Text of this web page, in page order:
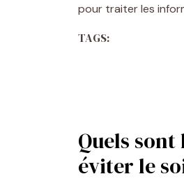
pour traiter les
TAGS:
Quels
éviter le